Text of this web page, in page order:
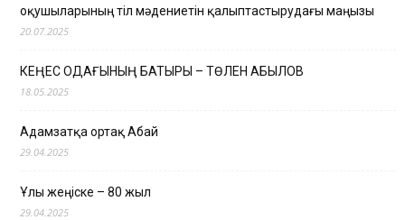
оқушыларының тіл мәдениетін қалыптастырудағы маңызы
20.07.2025
КЕҢЕС ОДАҒЫНЫҢ БАТЫРЫ – ТӨЛЕН ҚАБЫЛОВ
18.05.2025
Адамзатқа ортақ Абай
29.04.2025
Ұлы жеңіске – 80 жыл
29.04.2025